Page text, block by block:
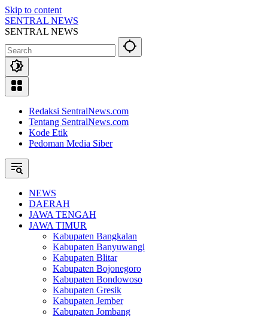
Skip to content
SENTRAL NEWS
SENTRAL NEWS
Redaksi SentralNews.com
Tentang SentralNews.com
Kode Etik
Pedoman Media Siber
NEWS
DAERAH
JAWA TENGAH
JAWA TIMUR
Kabupaten Bangkalan
Kabupaten Banyuwangi
Kabupaten Blitar
Kabupaten Bojonegoro
Kabupaten Bondowoso
Kabupaten Gresik
Kabupaten Jember
Kabupaten Jombang